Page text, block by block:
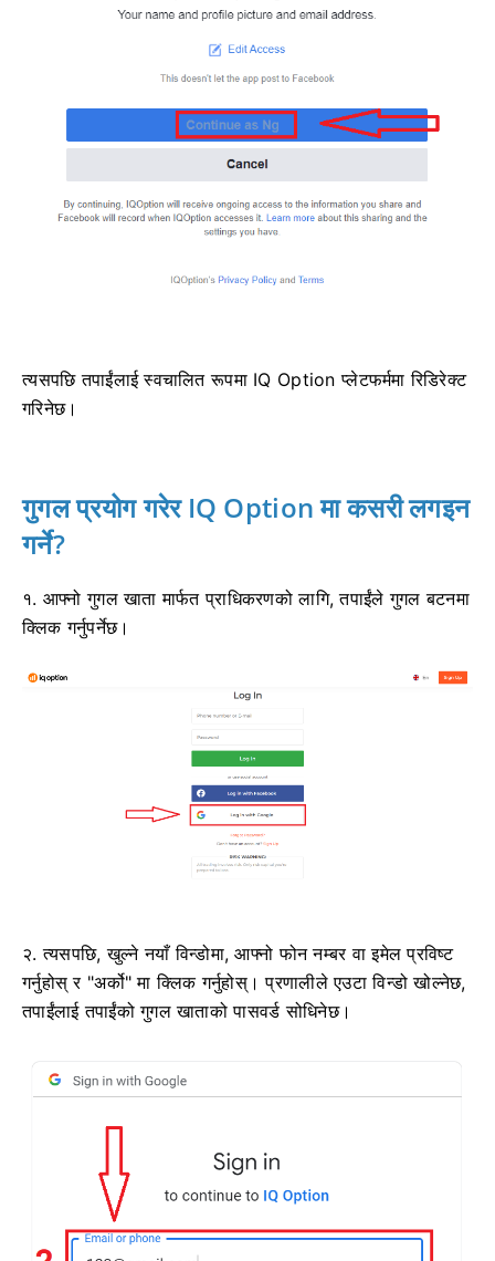
त्यसपछि तपाईंलाई स्वचालित रूपमा IQ Option प्लेटफर्ममा रिडिरेक्ट
गरिनेछ।
गुगल प्रयोग गरेर IQ Option मा कसरी लगइन
गर्ने?
१. आफ्नो गुगल खाता मार्फत प्राधिकरणको लागि, तपाईंले गुगल बटनमा
क्लिक गर्नुपर्नेछ।
२. त्यसपछि, खुल्ने नयाँ विन्डोमा, आफ्नो फोन नम्बर वा इमेल प्रविष्ट
गर्नुहोस् र "अर्को" मा क्लिक गर्नुहोस्। प्रणालीले एउटा विन्डो खोल्नेछ,
तपाईंलाई तपाईंको गुगल खाताको पासवर्ड सोधिनेछ।